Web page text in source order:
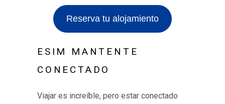
Reserva tu alojamiento
ESIM MANTENTE
CONECTADO
Viajar es increíble, pero estar conectado